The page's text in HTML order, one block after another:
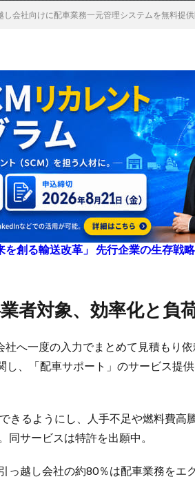
し会社向けに配車業務一元管理システムを無料提
を創る輸送改革」 先行企業の生存戦
者対象、効率化と負
へ一度の入力でまとめて見積もり
、「配車サポート」のサービス提
きるようにし、人手不足や燃料費高
サービスは特許を出願中。
っ越し会社の約80％は配車業務をエ